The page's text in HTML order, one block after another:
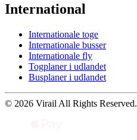
International
Internationale toge
Internationale busser
Internationale fly
Togplaner i udlandet
Busplaner i udlandet
© 2026 Virail All Rights Reserved.